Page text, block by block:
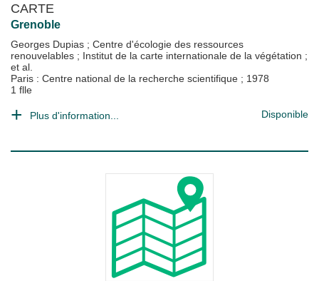
CARTE
Grenoble
Georges Dupias ; Centre d'écologie des ressources
renouvelables ; Institut de la carte internationale de la végétation ;
et al.
Paris : Centre national de la recherche scientifique ; 1978
1 flle
Plus d'information... Disponible